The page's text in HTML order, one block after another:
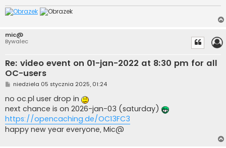
mic@
Bywalec
Re: video event on 01-jan-2022 at 8:30 pm for all
OC-users
P
s
t
niedziela 05 stycznia 2025, 01:24
no oc.pl user drop in
next chance is on 2026-jan-03 (saturday)
https://opencaching.de/OC13FC3
happy new year everyone, Mic@